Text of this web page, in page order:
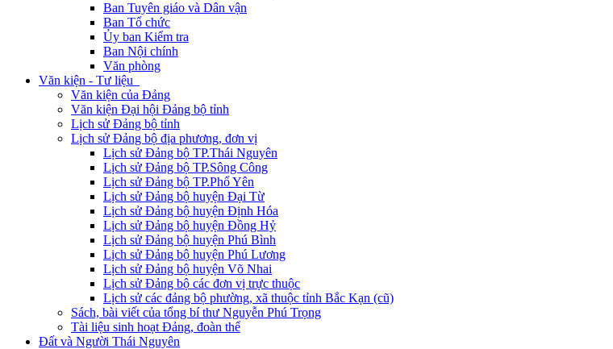
Ban Tuyên giáo và Dân vận
Ban Tổ chức
Ủy ban Kiểm tra
Ban Nội chính
Văn phòng
Văn kiện - Tư liệu
Văn kiện của Đảng
Văn kiện Đại hội Đảng bộ tỉnh
Lịch sử Đảng bộ tỉnh
Lịch sử Đảng bộ địa phương, đơn vị
Lịch sử Đảng bộ TP.Thái Nguyên
Lịch sử Đảng bộ TP.Sông Công
Lịch sử Đảng bộ TP.Phổ Yên
Lịch sử Đảng bộ huyện Đại Từ
Lịch sử Đảng bộ huyện Định Hóa
Lịch sử Đảng bộ huyện Đồng Hỷ
Lịch sử Đảng bộ huyện Phú Bình
Lịch sử Đảng bộ huyện Phú Lương
Lịch sử Đảng bộ huyện Võ Nhai
Lịch sử Đảng bộ các đơn vị trực thuộc
Lịch sử các đảng bộ phường, xã thuộc tỉnh Bắc Kạn (cũ)
Sách, bài viết của tổng bí thư Nguyễn Phú Trọng
Tài liệu sinh hoạt Đảng, đoàn thể
Đất và Người Thái Nguyên